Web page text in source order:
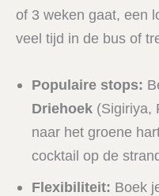
of 3 weken gaat, een
veel tijd in de bus of
Populaire stops:
Driehoek (Sigiriya,
naar het groene
cocktail op de
Flexibiliteit: Boek